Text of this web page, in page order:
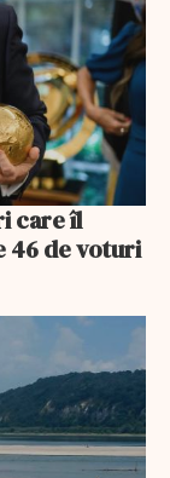
care îl
46 de voturi